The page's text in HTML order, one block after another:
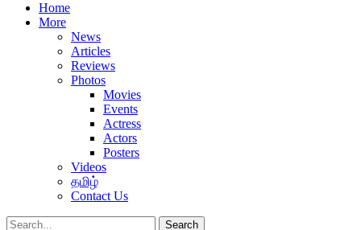
Home
More
News
Articles
Reviews
Photos
Movies
Events
Actress
Actors
Posters
Videos
தமிழ்
Contact Us